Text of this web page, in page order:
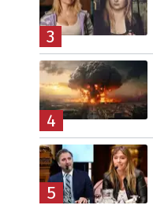
3
4
5